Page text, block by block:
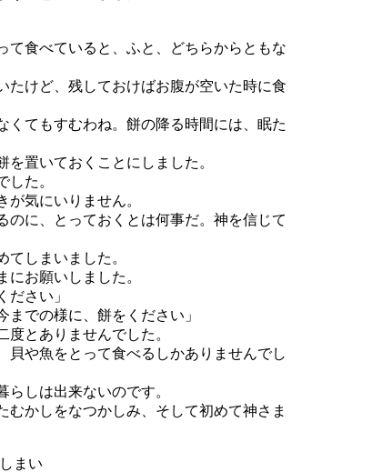
食べていると、ふと、どちらからともな
たけど、残しておけばお腹が空いた時に食
くてもすむわね。餅の降る時間には、眠た
置いておくことにしました。
た。
気にいりません。
のに、とっておくとは何事だ。神を信じて
しまいました。
お願いしました。
ださい」
までの様に、餅をください」
とありませんでした。
や魚をとって食べるしかありませんでし
しは出来ないのです。
かしをなつかしみ、そして初めて神さま
まい